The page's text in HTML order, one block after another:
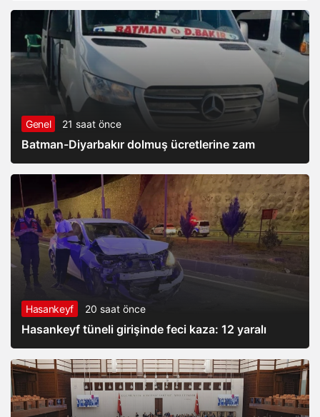
Genel 21 saat önce
Batman-Diyarbakır dolmuş ücretlerine zam
Hasankeyf 20 saat önce
Hasankeyf tüneli girişinde feci kaza: 12 yaralı